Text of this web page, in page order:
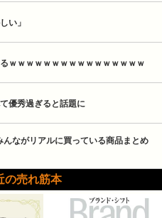
い」
ｗｗｗｗｗｗｗｗｗｗｗｗｗｗｗｗ
優秀過ぎると話題に
んながリアルに買っている商品まとめ
の売れ筋本